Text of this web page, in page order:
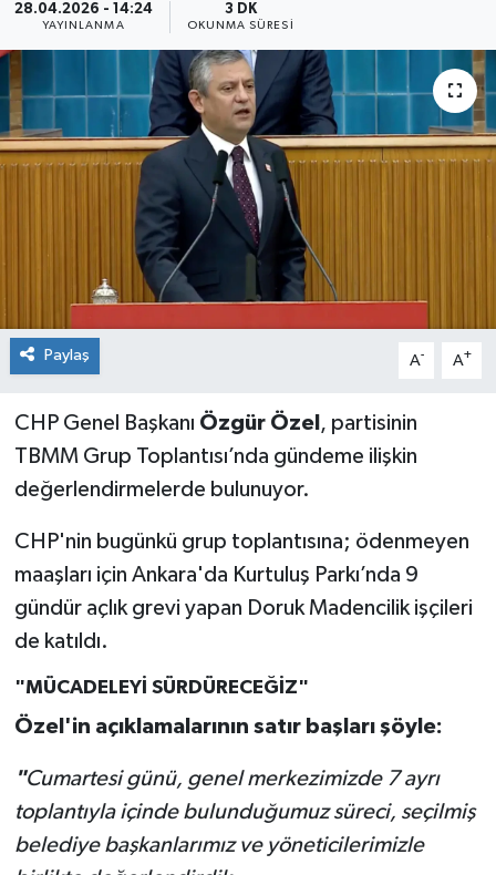
28.04.2026 - 14:24
YAYINLANMA
3 DK
OKUNMA SÜRESI
Paylaş A- A+
CHP Genel Başkanı Özgür Özel , partisinin
TBMM Grup Toplantısı’nda gündeme ilişkin
değerlendirmelerde bulunuyor.
CHP'nin bugünkü grup toplantısına; ödenmeyen
maaşları için Ankara'da Kurtuluş Parkı’nda 9
gündür açlık grevi yapan Doruk Madencilik işçileri
de katıldı.
"MÜCADELEYİ SÜRDÜRECEĞİZ"
Özel'in açıklamalarının satır başları şöyle:
"Cumartesi günü, genel merkezimizde 7 ayrı
toplantıyla içinde bulunduğumuz süreci, seçilmiş
belediye başkanlarımız ve yöneticilerimizle